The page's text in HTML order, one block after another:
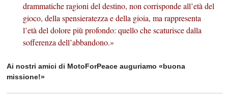
drammatiche ragioni del destino, non corrisponde all’età del
gioco, della spensieratezza e della gioia, ma rappresenta
l’età del dolore più profondo: quello che scaturisce dalla
sofferenza dell’abbandono.»
Ai nostri amici di MotoForPeace auguriamo «buona
missione!»